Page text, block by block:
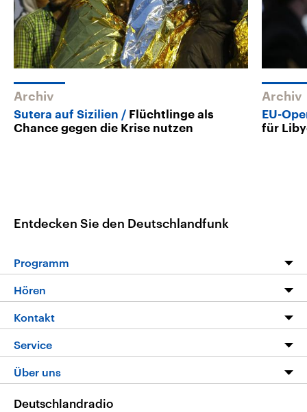
Archiv
Sutera auf Sizilien
Flüchtlinge als
Chance gegen die Krise nutzen
Archiv
EU-
für
Entdecken Sie den Deutschlandfunk
Programm
Programm
Die Nachrichten
Nachrichtenleicht
Neue Beiträge auf dlf.de
Hören
Livestream
Podcasts
Deutschlandfunk App
Nachrichten App
Kontakt
Hörerservice
Service
FAQ
Über uns
Deutschlandradio